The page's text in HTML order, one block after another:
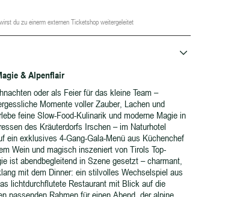
du zu einerm externen Ticketshop weitergeleitet
& Alpenflair
oder als Feier für das kleine Team –
Momente voller Zauber, Lachen und
feine Slow-Food-Kulinarik und moderne Magie in
des Kräuterdorfs Irschen – im Naturhotel
ein exklusives 4-Gang-Gala-Menü aus Küchenchef
Wein und magisch inszeniert von Tirols Top-
ist abendbegleitend in Szene gesetzt – charmant,
mit dem Dinner: ein stilvolles Wechselspiel aus
lichtdurchflutete Restaurant mit Blick auf die
passenden Rahmen für einen Abend, der alpine